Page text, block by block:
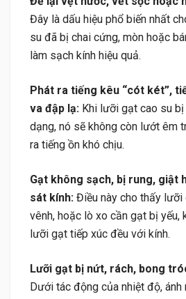
Đây là dấu hiệu phổ biến nhất
su đã bị chai cứng, mòn hoặc
làm sạch kính hiệu quả.
Phát ra tiếng kêu “cót két”,
va đập lạ: Khi lưỡi gạt cao su
dạng, nó sẽ không còn lướt êm
ra tiếng ồn khó chịu.
Gạt không sạch, bị rung, giật
sát kính: Điều này cho thấy lưỡi
vênh, hoặc lò xo cần gạt bị
lưỡi gạt tiếp xúc đều với kính.
Lưỡi gạt bị nứt, rách, bong
Dưới tác động của nhiệt độ,